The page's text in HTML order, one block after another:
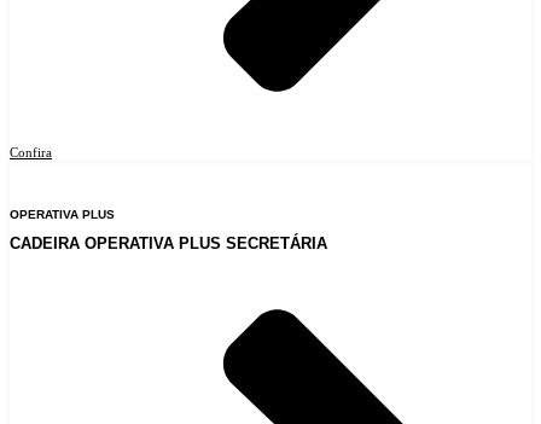
Confira
OPERATIVA PLUS
CADEIRA OPERATIVA PLUS SECRETÁRIA